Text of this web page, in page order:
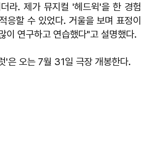
라. 제가 뮤지컬 '헤드윅'을 한 경험
응할 수 있었다. 거울을 보며 표정이
이 연구하고 연습했다"고 설명했다.
'은 오는 7월 31일 극장 개봉한다.